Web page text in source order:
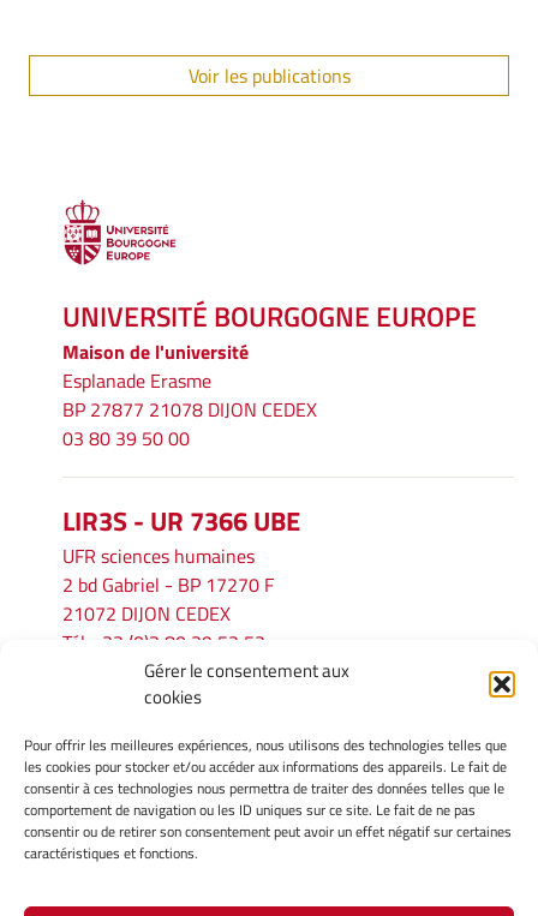
Gérer le consentement aux
cookies
Pour offrir les meilleures expériences, nous utilisons des technologies telles que
les cookies pour stocker et/ou accéder aux informations des appareils. Le fait de
consentir à ces technologies nous permettra de traiter des données telles que le
comportement de navigation ou les ID uniques sur ce site. Le fait de ne pas
consentir ou de retirer son consentement peut avoir un effet négatif sur certaines
caractéristiques et fonctions.
Voir les publications
UNIVERSITÉ BOURGOGNE EUROPE
Maison de l'université
Esplanade Erasme
BP 27877 21078 DIJON CEDEX
03 80 39 50 00
LIR3S - UR 7366 UBE
UFR sciences humaines
2 bd Gabriel - BP 17270 F
21072 DIJON CEDEX
Tél. : 33 (0)3 80 39 53 52
lir3s@u-bourgogne.fr
INFORMATIONS LÉGALES
Mentions légales
Gérer mes cookies
Politique de cookies
Avertissement